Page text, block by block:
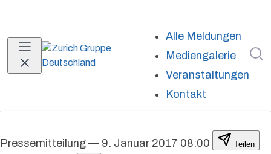
Alle Meldungen
Mediengalerie
Veranstaltungen
Kontakt
Pressemitteilung — 9. Januar 2017 08:00 Teilen